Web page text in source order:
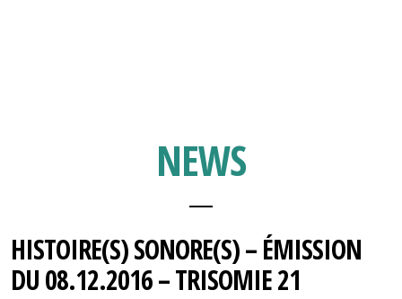
NEWS
HISTOIRE(S) SONORE(S) – ÉMISSION
DU 08.12.2016 – TRISOMIE 21